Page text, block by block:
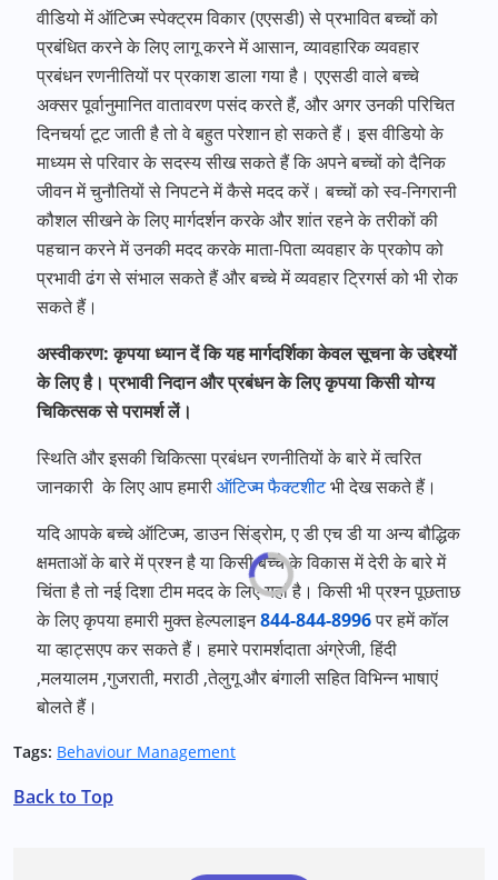
वीडियो में ऑटिज्म स्पेक्ट्रम विकार (एएसडी) से प्रभावित बच्चों को
प्रबंधित करने के लिए लागू करने में आसान, व्यावहारिक व्यवहार
प्रबंधन रणनीतियों पर प्रकाश डाला गया है। एएसडी वाले बच्चे
अक्सर पूर्वानुमानित वातावरण पसंद करते हैं, और अगर उनकी परिचित
दिनचर्या टूट जाती है तो वे बहुत परेशान हो सकते हैं। इस वीडियो के
माध्यम से परिवार के सदस्य सीख सकते हैं कि अपने बच्चों को दैनिक
जीवन में चुनौतियों से निपटने में कैसे मदद करें। बच्चों को स्व-निगरानी
कौशल सीखने के लिए मार्गदर्शन करके और शांत रहने के तरीकों की
पहचान करने में उनकी मदद करके माता-पिता व्यवहार के प्रकोप को
प्रभावी ढंग से संभाल सकते हैं और बच्चे में व्यवहार ट्रिगर्स को भी रोक
सकते हैं।
अस्वीकरण: कृपया ध्यान दें कि यह मार्गदर्शिका केवल सूचना के उद्देश्यों
के लिए है। प्रभावी निदान और प्रबंधन के लिए कृपया किसी योग्य
चिकित्सक से परामर्श लें।
स्थिति और इसकी चिकित्सा प्रबंधन रणनीतियों के बारे में त्वरित
जानकारी के लिए आप हमारीऑटिज्म फैक्टशीटभी देख सकते हैं।
यदि आपके बच्चे ऑटिज्म,डाउन सिंड्रोम,ए डी एच डी या अन्य बौद्धिक
क्षमताओं के बारे में प्रश्न है या किसी बच्चे के विकास में देरी के बारे में
चिंता है तो नई दिशा टीम मदद के लिए यहां है। किसी भी प्रश्न पूछताछ
के लिए कृपया हमारी मुक्त हेल्पलाइन844-844-8996पर हमें कॉल
या व्हाट्सएप कर सकते हैं। हमारे परामर्शदाता अंग्रेजी,हिंदी
,मलयालम,गुजराती,मराठी ,तेलुगू और बंगाली सहित विभिन्न भाषाएं
बोलते हैं।
Tags: Behaviour Management
Back to Top